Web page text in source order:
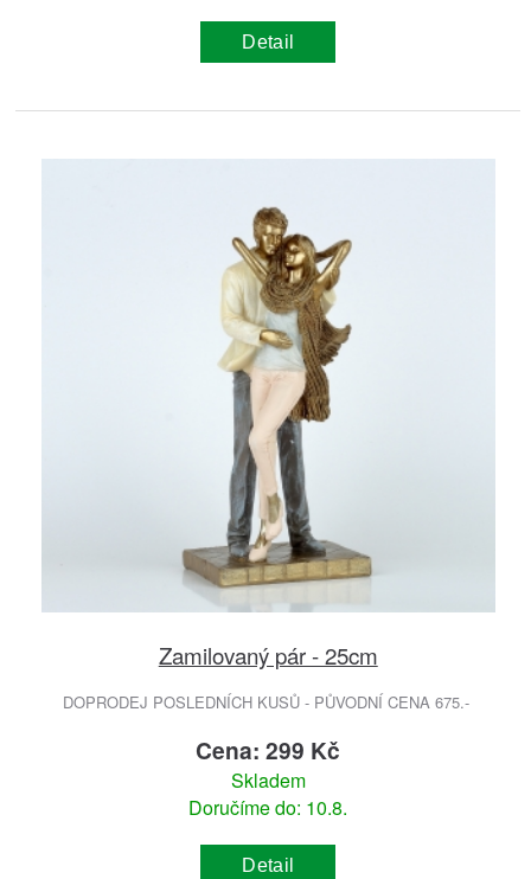
Detail
Zamilovaný pár - 25cm
DOPRODEJ POSLEDNÍCH KUSŮ - PŮVODNÍ CENA 675.-
Cena: 299 Kč
Skladem
Doručíme do: 10.8.
Detail